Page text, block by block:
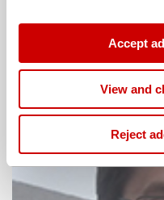
Accept
View and
Reject